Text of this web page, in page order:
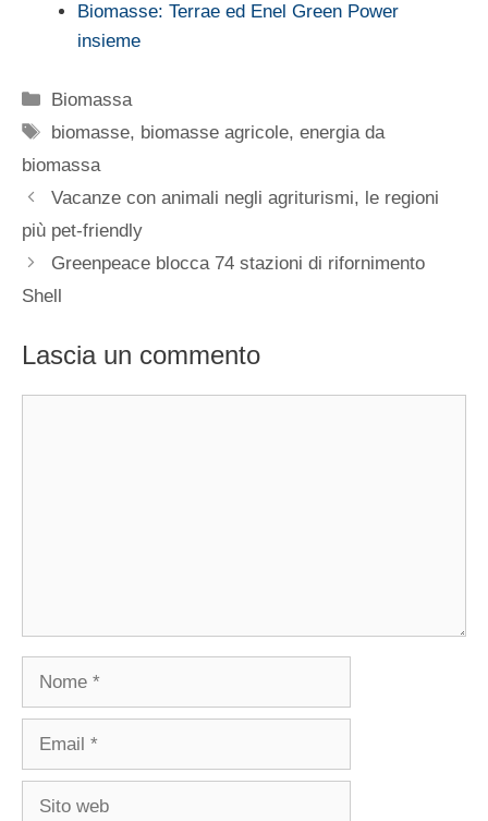
Biomasse: Terrae ed Enel Green Power
insieme
Categorie
Biomassa
Tag
biomasse, biomasse agricole,energia da
biomassa
Vacanze con animali negli agriturismi, le regioni
più pet-friendly
Greenpeace blocca 74 stazioni di rifornimento
Shell
Lascia un commento
Nome
Email
Sito